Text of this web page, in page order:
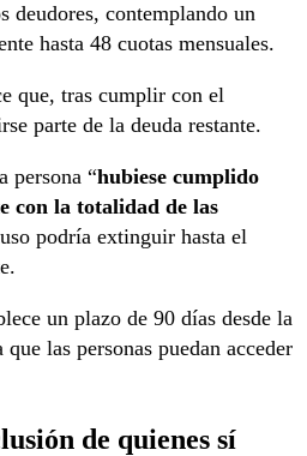
deudores, contemplando un
hasta 48 cuotas mensuales.
que, tras cumplir con el
parte de la deuda restante.
persona “hubiese cumplido
con la totalidad de las
podría extinguir hasta el
un plazo de 90 días desde la
las personas puedan acceder
de quienes sí